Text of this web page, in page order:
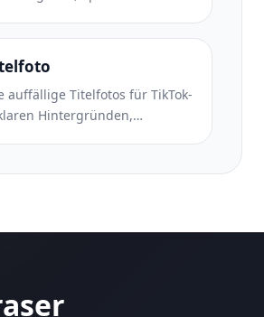
und pin-
auffällige Titelfotos für TikTok-
Hintergründen,
Profilraster.